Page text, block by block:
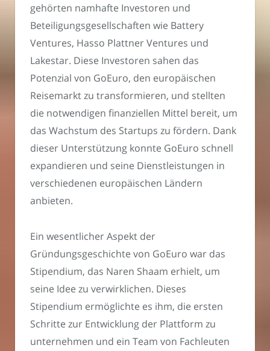
gehörten namhafte Investoren und
Beteiligungsgesellschaften wie Battery
Ventures, Hasso Plattner Ventures und
Lakestar. Diese Investoren sahen das
Potenzial von GoEuro, den europäischen
Reisemarkt zu transformieren, und stellten
die notwendigen finanziellen Mittel bereit, um
das Wachstum des Startups zu fördern. Dank
dieser Unterstützung konnte GoEuro schnell
expandieren und seine Dienstleistungen in
verschiedenen europäischen Ländern
anbieten.
Ein wesentlicher Aspekt der
Gründungsgeschichte von GoEuro war das
Stipendium, das Naren Shaam erhielt, um
seine Idee zu verwirklichen. Dieses
Stipendium ermöglichte es ihm, die ersten
Schritte zur Entwicklung der Plattform zu
unternehmen und ein Team von Fachleuten